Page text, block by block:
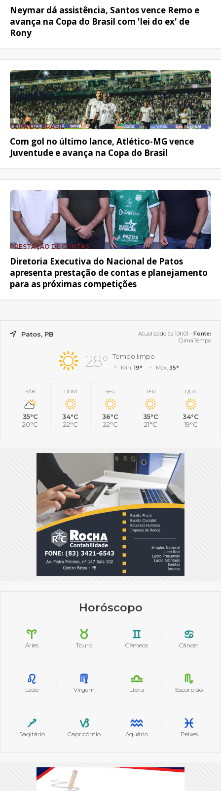
Neymar dá assistência, Santos vence Remo e
avança na Copa do Brasil com 'lei do ex' de
Rony
COPA DO BRASIL
Com gol no último lance, Atlético-MG vence
Juventude e avança na Copa do Brasil
PRESTAÇÃO DE CONTAS
Diretoria Executiva do Nacional de Patos
apresenta prestação de contas e planejamento
para as próximas competições
Patos, PB Atualizado às 10h01 - Fonte:
ClimaTempo
28° Tempo limpo
Mín.19° Máx. 35°
SÁB
35°C
20°C
DOM
34°C
22°C
SEG
36°C
22°C
TER
35°C
21°C
QUA
34°C
19°C
Horóscopo
Áries Touro Gêmeos Câncer
Leão Virgem Libra Escorpião
Sagitário Capricórnio Aquário Peixes